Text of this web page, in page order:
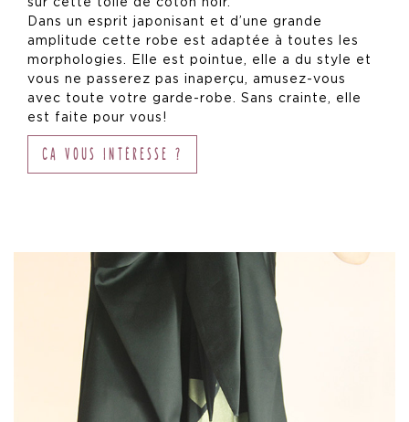
Dans un esprit japonisant et d’une grande
amplitude cette robe est adaptée à toutes les
morphologies. Elle est pointue, elle a du style et
vous ne passerez pas inaperçu, amusez-vous
avec toute votre garde-robe. Sans crainte, elle
est faite pour vous!
CA VOUS INTÉRESSE ?
Le journal
Contact